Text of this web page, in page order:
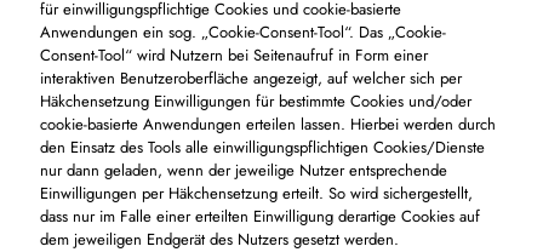
für einwilligungspflichtige Cookies und cookie-basierte
Anwendungen ein sog. „Cookie-Consent-Tool“. Das „Cookie-
Consent-Tool“ wird Nutzern bei Seitenaufruf in Form einer
interaktiven Benutzeroberfläche angezeigt, auf welcher sich per
Häkchensetzung Einwilligungen für bestimmte Cookies und/oder
cookie-basierte Anwendungen erteilen lassen. Hierbei werden durch
den Einsatz des Tools alle einwilligungspflichtigen Cookies/Dienste
nur dann geladen, wenn der jeweilige Nutzer entsprechende
Einwilligungen per Häkchensetzung erteilt. So wird sichergestellt,
dass nur im Falle einer erteilten Einwilligung derartige Cookies auf
dem jeweiligen Endgerät des Nutzers gesetzt werden.